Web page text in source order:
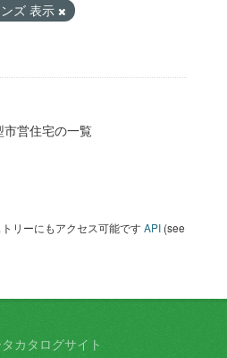
ズ 表示
営住宅の一覧
リーにもアクセス可能ですAPI (see
カタログサイト